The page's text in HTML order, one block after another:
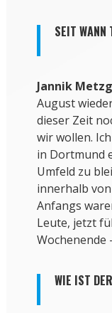
SEIT WANN
Jannik
August
dieser Zeit
wir wollen.
in Dortmund
Umfeld zu
innerhalb
Anfangs
Leute, jetzt
Wochenende
WIE IST